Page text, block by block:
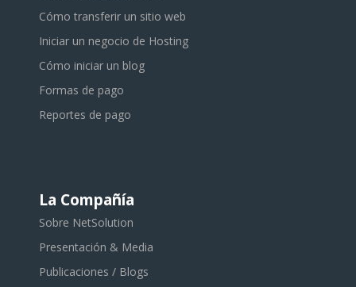
Cómo transferir un sitio web
Iniciar un negocio de Hosting
Cómo iniciar un blog
Formas de pago
Reportes de pago
La Compañía
Sobre NetSolution
Presentación & Media
Publicaciones / Blogs